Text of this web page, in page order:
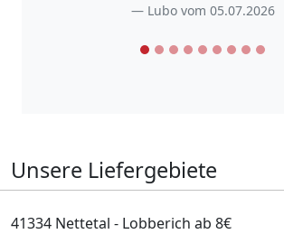
Lubo vom 05.07.2026
Unsere Liefergebiete
41334 Nettetal - Lobberich ab 8€